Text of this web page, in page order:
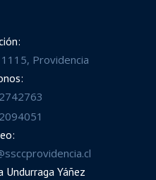
1115, Providencia
Undurraga Yáñez